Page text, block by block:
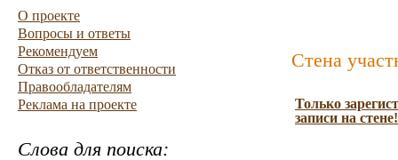
О проекте
Вопросы и ответы
Рекомендуем
Отказ от ответственности
Правообладателям
Реклама на проекте
Слова для поиска:
Стена
Только
записи на стене!